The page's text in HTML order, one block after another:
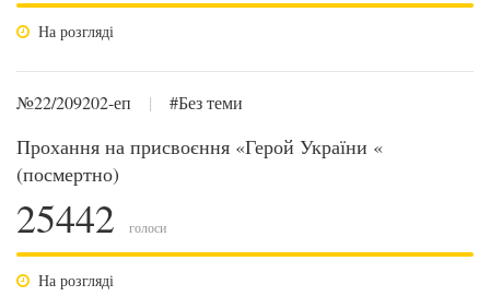
На розгляді
№22/209202-еп | #Без теми
Прохання на присвоєння «Герой України «
(посмертно)
25442 голоси
На розгляді